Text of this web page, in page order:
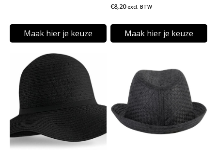
Maak hier je keuze
product
heeft
meerdere
variaties.
Deze
optie
€8,20 excl. BTW
Maak hier je keuze
meerdere
variaties.
Deze